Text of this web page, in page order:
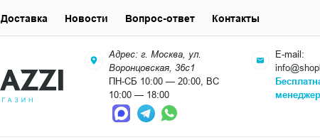
Адрес: г. Москва, ул.
Воронцовская, 36с1
ПН-СБ 10:00 — 20:00, ВС
10:00 — 18:00
E-mail:
Доставка Новости Вопрос-ответ Контакты